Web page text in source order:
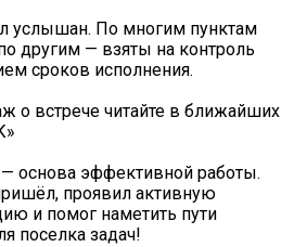
услышан. По многим пунктам
другим — взяты на контроль
сроков исполнения.
о встрече читайте в ближайших
основа эффективной работы.
проявил активную
и помог наметить пути
поселка задач!